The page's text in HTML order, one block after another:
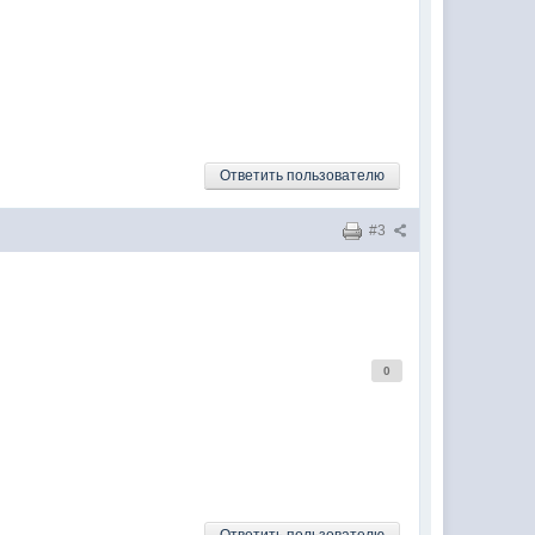
Ответить пользователю
#3
0